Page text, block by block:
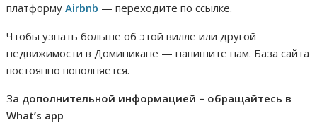
платформуAirbnb — переходите по ссылке.
Чтобы узнать больше об этой вилле или другой
недвижимости в Доминикане — напишите нам. База сайта
постоянно пополняется.
За дополнительной информацией – обращайтесь в
What’s app